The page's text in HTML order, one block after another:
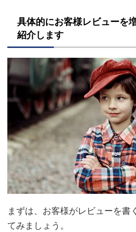
具体的にお客様レビューを
紹介します
まずは、お客様がレビューを書
てみましょう。